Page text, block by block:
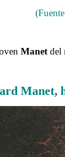
Manet del
Manet,